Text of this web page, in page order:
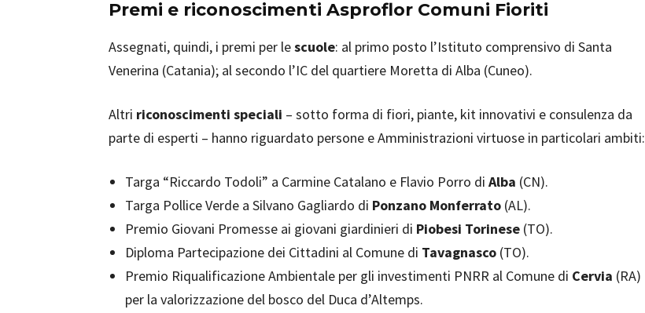
Premi e riconoscimenti Asproflor Comuni Fioriti
Assegnati, quindi, i premi per lescuole: al primo posto l’Istituto comprensivo di Santa
Venerina (Catania); al secondo l’IC del quartiere Moretta di Alba (Cuneo).
Altri riconoscimenti speciali – sotto forma di fiori, piante, kit innovativi e consulenza da
parte di esperti – hanno riguardato persone e Amministrazioni virtuose in particolari ambiti:
Targa “Riccardo Todoli” a Carmine Catalano e Flavio Porro di Alba (CN).
Targa Pollice Verde a Silvano Gagliardo di Ponzano Monferrato (AL).
Premio Giovani Promesse ai giovani giardinieri di Piobesi Torinese (TO).
Diploma Partecipazione dei Cittadini al Comune di Tavagnasco (TO).
Premio Riqualificazione Ambientale per gli investimenti PNRR al Comune di Cervia (RA)
per la valorizzazione del bosco del Duca d’Altemps.